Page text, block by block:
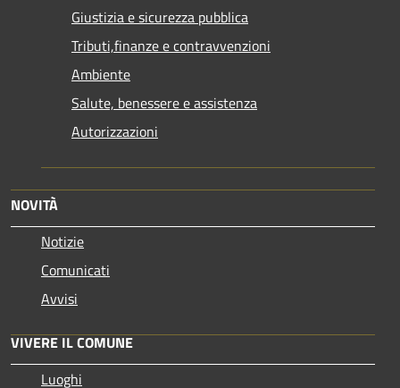
Giustizia e sicurezza pubblica
Tributi,finanze e contravvenzioni
Ambiente
Salute, benessere e assistenza
Autorizzazioni
NOVITÀ
Notizie
Comunicati
Avvisi
VIVERE IL COMUNE
Luoghi